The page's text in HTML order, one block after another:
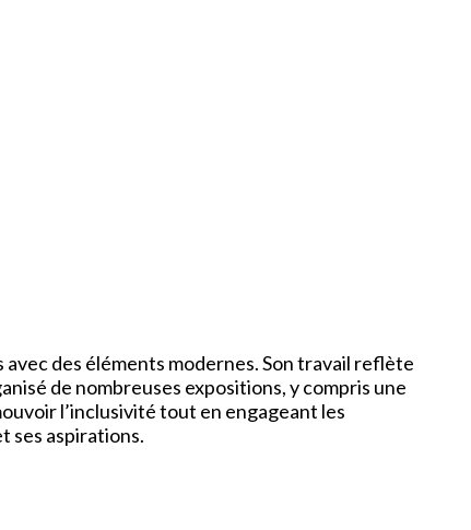
des éléments modernes. Son travail reflète
de nombreuses expositions, y compris une
l’inclusivité tout en engageant les
ses aspirations.